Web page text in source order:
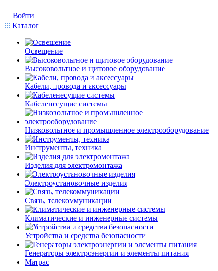
Войти
Каталог
Освещение
Высоковольтное и щитовое оборудование
Кабели, провода и аксессуары
Кабеленесущие системы
Низковольтное и промышленное электрооборудование
Инструменты, техника
Изделия для электромонтажа
Электроустановочные изделия
Связь, телекоммуникации
Климатические и инженерные системы
Устройства и средства безопасности
Генераторы электроэнергии и элементы питания
Матрас